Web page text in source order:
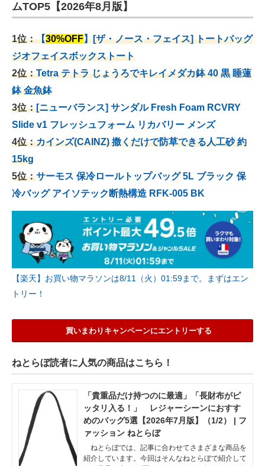
ムTOP5【2026年8月版】
1位：【30%OFF】[ザ・ノース・フェイス] トートバッグ
ジオフェイスボックストート
2位：Tetra テトラ じょうろでキレイメダカ鉢 40 黒 睡蓮
鉢 金魚鉢
3位：[ニューバランス] サンダル Fresh Foam RCVRY
Slide v1 フレッシュフォーム リカバリー メンズ
4位：カインズ(CAINZ) 撒くだけで防草できる人工砂 約
15kg
5位：サーモス 保冷ロールトップバッグ 5L ブラック 保
冷バッグ アイソテック断熱構造 RFK-005 BK
【楽天】お買い物マラソンは8/11（火）01:59まで。まずはエン
トリー！
買いまわりキャンペーンにエントリーする
ねとらぼ読者に人気の商品はこちら！
「貴重品だけ持つのに最適」「長財布がピ
ッタリ入る！」 レジャーシーンにおすす
めのバッグ5選【2026年7月版】（1/2） | フ
ァッション ねとらぼ
ねとらぼでは、記事に合わせてさまざまな商品を
紹介しています。今回はそんなねとらぼで紹介して